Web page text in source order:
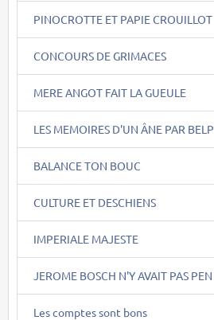
PINOCROTTE ET PAPIE CROUILLOT
CONCOURS DE GRIMACES
MERE ANGOT FAIT LA GUEULE
LES MEMOIRES D'UN ÂNE PAR BELP
BALANCE TON BOUC
CULTURE ET DESCHIENS
IMPERIALE MAJESTE
JEROME BOSCH N'Y AVAIT PAS PEN
Les comptes sont bons